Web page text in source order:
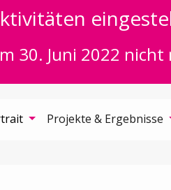
30. Juni 2022
Projekte & Ergebnisse